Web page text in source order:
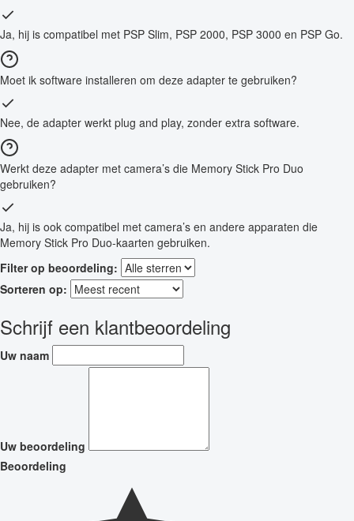
Ja, hij is compatibel met PSP Slim, PSP 2000, PSP 3000 en PSP Go.
Moet ik software installeren om deze adapter te gebruiken?
Nee, de adapter werkt plug and play, zonder extra software.
Werkt deze adapter met camera’s die Memory Stick Pro Duo
gebruiken?
Ja, hij is ook compatibel met camera’s en andere apparaten die
Memory Stick Pro Duo-kaarten gebruiken.
Filter op beoordeling:
Sorteren op:
Schrijf een klantbeoordeling
Uw naam
Uw beoordeling
Beoordeling